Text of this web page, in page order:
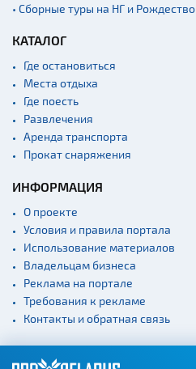
• Сборные туры на НГ и Рождество
КАТАЛОГ
Где остановиться
Места отдыха
Где поесть
Развлечения
Аренда транспорта
Прокат снаряжения
ИНФОРМАЦИЯ
О проекте
Условия и правила портала
Использование материалов
Владельцам бизнеса
Реклама на портале
Требования к рекламе
Контакты и обратная связь